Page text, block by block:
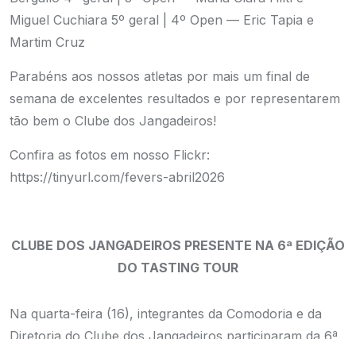
Miguel Cuchiara 5º geral | 4º Open — Eric Tapia e
Martim Cruz
Parabéns aos nossos atletas por mais um final de
semana de excelentes resultados e por representarem
tão bem o Clube dos Jangadeiros!
Confira as fotos em nosso Flickr:
https://tinyurl.com/fevers-abril2026
CLUBE DOS JANGADEIROS PRESENTE NA 6ª EDIÇÃO
DO TASTING TOUR
Na quarta-feira (16), integrantes da Comodoria e da
Diretoria do Clube dos Jangadeiros participaram da 6ª